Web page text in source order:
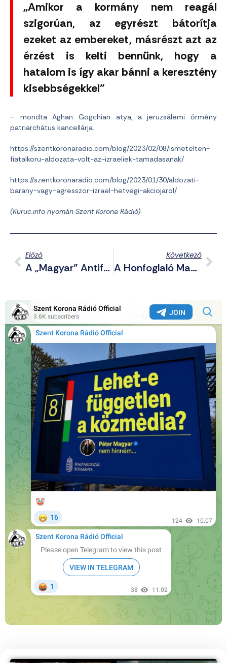
„Amikor a kormány nem reagál
szigorúan, az egyrészt bátorítja
ezeket az embereket, másrészt azt az
érzést is kelti bennünk, hogy a
hatalom is így akar bánni a keresztény
kisebbségekkel”
– mondta Aghan Gogchian atya, a jeruzsálemi örmény
patriarchátus kancellárja.
https://szentkoronaradio.com/blog/2023/02/08/ismetelten-
fiatalkoru-aldozata-volt-az-izraeliek-tamadasanak/
https://szentkoronaradio.com/blog/2023/01/30/aldozati-
barany-vagy-agresszor-izrael-hetvegi-akciojarol/
(Kuruc.info nyomán Szent Korona Rádió)
Előző
A „magyar” Antifa, Mint Hálózat
Következő
A Honfoglaló Magyarok Hadművészete